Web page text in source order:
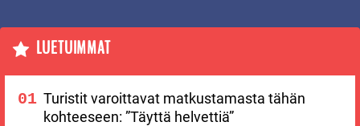
LUETUIMMAT
Turistit varoittavat matkustamasta tähän
kohteeseen: ”Täyttä helvettiä”